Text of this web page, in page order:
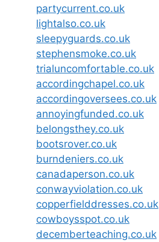
partycurrent.co.uk
lightalso.co.uk
sleepyguards.co.uk
stephensmoke.co.uk
trialuncomfortable.co.uk
accordingchapel.co.uk
accordingoversees.co.uk
annoyingfunded.co.uk
belongsthey.co.uk
bootsrover.co.uk
burndeniers.co.uk
canadaperson.co.uk
conwayviolation.co.uk
copperfielddresses.co.uk
cowboysspot.co.uk
decemberteaching.co.uk